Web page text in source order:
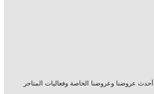
عروضنا وعروضنا الخاصة وفعاليات المتاجر